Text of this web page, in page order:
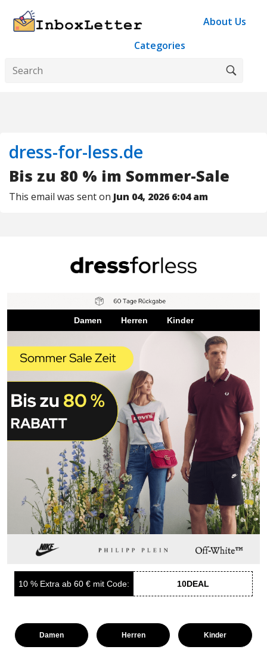
About Us
Categories
dress-for-less.de
Bis zu 80 % im Sommer-Sale
This email was sent on Jun 04, 2026 6:04 am